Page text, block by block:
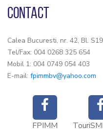
CONTACT
Calea Bucuresti, nr. 42, Bl.
Tel/Fax: 004 0268 325 654
Mobil 1: 004 0749 054 403
E-mail: fpimmbv@yahoo.com
FPIMM